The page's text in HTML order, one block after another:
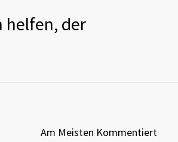
helfen, der
Am Meisten Kommentiert